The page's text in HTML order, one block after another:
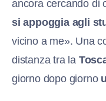
ancora cercando di
si appoggia agli
vicino a me». Una
distanza tra la
giorno dopo giorno